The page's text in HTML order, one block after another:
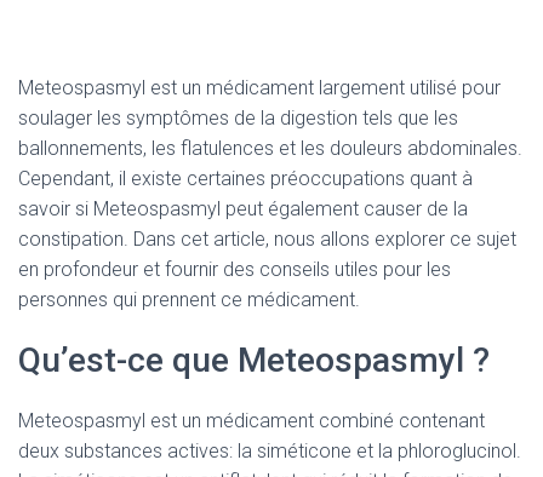
Meteospasmyl est un médicament largement utilisé pour
soulager les symptômes de la digestion tels que les
ballonnements, les flatulences et les douleurs abdominales.
Cependant, il existe certaines préoccupations quant à
savoir si Meteospasmyl peut également causer de la
constipation. Dans cet article, nous allons explorer ce sujet
en profondeur et fournir des conseils utiles pour les
personnes qui prennent ce médicament.
Qu’est-ce que Meteospasmyl ?
Meteospasmyl est un médicament combiné contenant
deux substances actives: la siméticone et la phloroglucinol.